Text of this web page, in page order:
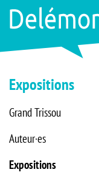
Expositions
Grand Trissou
Auteur·es
Expositions